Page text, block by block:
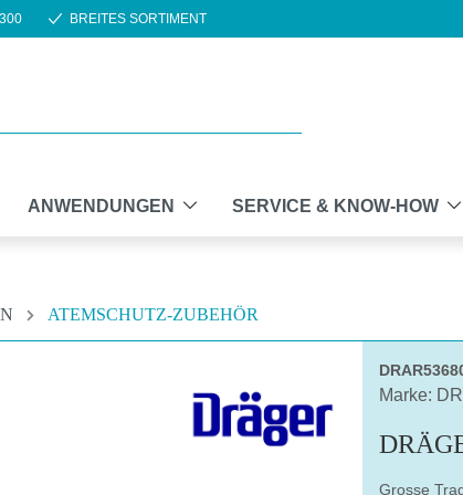
BREITES SORTIMENT
ANWENDUNGEN SERVICE & KNOW-HOW
ATEMSCHUTZ-ZUBEHÖR
Marke:
Grosse